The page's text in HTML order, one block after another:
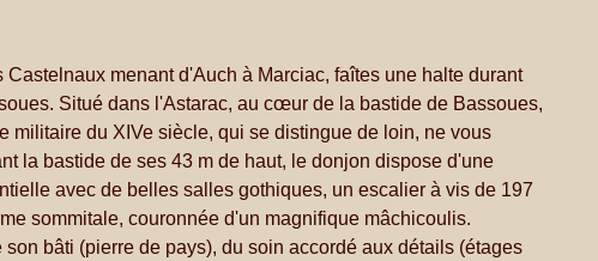
Castelnaux menant d'Auch à Marciac, faîtes une halte durant
Situé dans l'Astarac, au cœur de la bastide de Bassoues,
militaire du XIVe siècle, qui se distingue de loin, ne vous
la bastide de ses 43 m de haut, le donjon dispose d'une
avec de belles salles gothiques, un escalier à vis de 197
sommitale, couronnée d'un magnifique mâchicoulis.
bâti (pierre de pays), du soin accordé aux détails (étages